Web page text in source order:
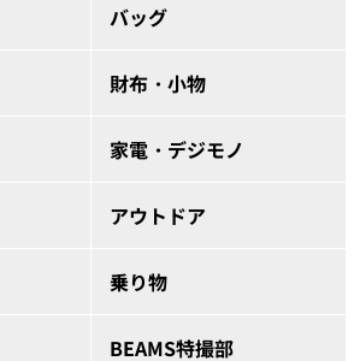
バッグ
財布・小物
家電・デジモノ
アウトドア
乗り物
BEAMS特撮部